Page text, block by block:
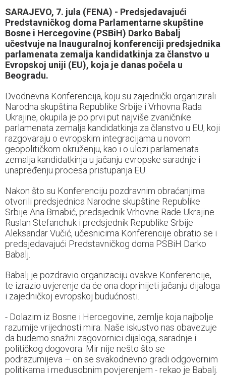
SARAJEVO, 7. jula (FENA) - Predsjedavajući
Predstavničkog doma Parlamentarne skupštine
Bosne i Hercegovine (PSBiH) Darko Babalj
učestvuje na Inauguralnoj konferenciji predsjednika
parlamenata zemalja kandidatkinja za članstvo u
Evropskoj uniji (EU), koja je danas počela u
Beogradu.
Dvodnevna Konferencija, koju su zajednički organizirali
Narodna skupština Republike Srbije i Vrhovna Rada
Ukrajine, okupila je po prvi put najviše zvaničnike
parlamenata zemalja kandidatkinja za članstvo u EU, koji
razgovaraju o evropskim integracijama u novom
geopolitičkom okruženju, kao i o ulozi parlamenata
zemalja kandidatkinja u jačanju evropske saradnje i
unapređenju procesa pristupanja EU.
Nakon što su Konferenciju pozdravnim obraćanjima
otvorili predsjednica Narodne skupštine Republike
Srbije Ana Brnabić, predsjednik Vrhovne Rade Ukrajine
Ruslan Stefanchuk i predsjednik Republike Srbije
Aleksandar Vučić, učesnicima Konferencije obratio se i
predsjedavajući Predstavničkog doma PSBiH Darko
Babalj.
Babalj je pozdravio organizaciju ovakve Konferencije,
te izrazio uvjerenje da će ona doprinijeti jačanju dijaloga
i zajedničkoj evropskoj budućnosti.
- Dolazim iz Bosne i Hercegovine, zemlje koja najbolje
razumije vrijednosti mira. Naše iskustvo nas obavezuje
da budemo snažni zagovornici dijaloga, saradnje i
političkog dogovora. Mir nije nešto što se
podrazumijeva – on se svakodnevno gradi odgovornim
politikama i međusobnim povjerenjem - rekao je Babalj.